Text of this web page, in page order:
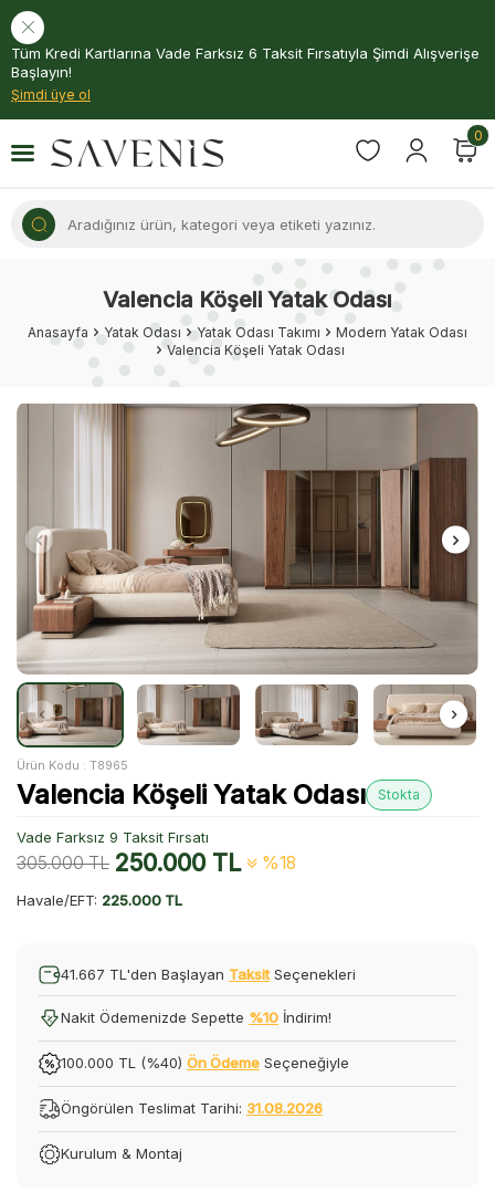
Tüm Kredi Kartlarına Vade Farksız 6 Taksit Fırsatıyla Şimdi Alışverişe
Başlayın!
Şimdi üye ol
0
Valencia Köşeli Yatak Odası
Anasayfa Yatak Odası Yatak Odası Takımı
Modern Yatak Odası
Valencia Köşeli Yatak Odası
Ürün Kodu : T8965
Valencia Köşeli Yatak Odası Stokta
Vade Farksız 9 Taksit Fırsatı
305.000TL 250.000TL %18
Havale/EFT: 225.000 TL
41.667 TL'den Başlayan Taksit Seçenekleri
Nakit Ödemenizde Sepette %10 İndirim!
100.000 TL (%40) Ön Ödeme Seçeneğiyle
Öngörülen Teslimat Tarihi: 31.08.2026
Kurulum & Montaj